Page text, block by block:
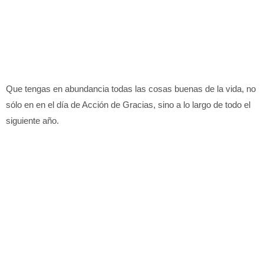
Que tengas en abundancia todas las cosas buenas de la vida, no
sólo en en el día de Acción de Gracias, sino a lo largo de todo el
siguiente año.